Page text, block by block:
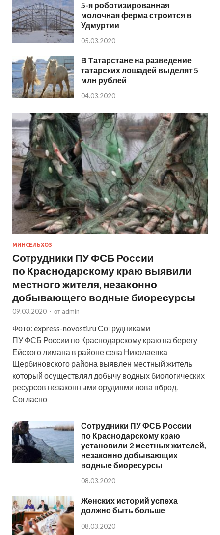
5-я роботизированная
молочная ферма строится в
Удмуртии
05.03.2020
В Татарстане на разведение
татарских лошадей выделят 5
млн рублей
04.03.2020
МИНСЕЛЬХОЗ
Сотрудники ПУ ФСБ России
по Краснодарскому краю выявили
местного жителя, незаконно
добывающего водные биоресурсы
09.03.2020 - от admin
Фото: express-novosti.ru Сотрудниками
ПУ ФСБ России по Краснодарскому краю на берегу
Ейского лимана в районе села Николаевка
Щербиновского района выявлен местный житель,
который осуществлял добычу водных биологических
ресурсов незаконными орудиями лова вброд.
Согласно
Сотрудники ПУ ФСБ России
по Краснодарскому краю
установили 2 местных жителей,
незаконно добывающих
водные биоресурсы
08.03.2020
Женских историй успеха
должно быть больше
08.03.2020